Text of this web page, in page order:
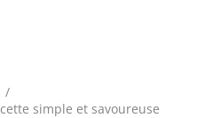
simple et savoureuse